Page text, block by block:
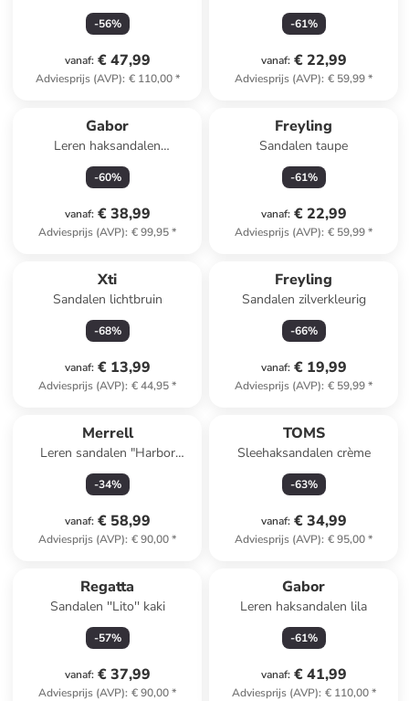
crème
-56%
vanaf: € 47,99
Adviesprijs (AVP): € 110,00*
-61%
vanaf: € 22,99
Adviesprijs (AVP): € 59,99*
Gabor
Leren haksandalen
wit/mintgroen
-60%
vanaf: € 38,99
Adviesprijs (AVP): € 99,95*
Freyling
Sandalen taupe
-61%
vanaf: € 22,99
Adviesprijs (AVP): € 59,99*
Xti
Sandalen lichtbruin
-68%
vanaf: € 13,99
Adviesprijs (AVP): € 44,95*
Freyling
Sandalen zilverkleurig
-66%
vanaf: € 19,99
Adviesprijs (AVP): € 59,99*
Merrell
Leren sandalen "Harbor
Backstrap" beige
-34%
vanaf: € 58,99
Adviesprijs (AVP): € 90,00*
TOMS
Sleehaksandalen crème
-63%
vanaf: € 34,99
Adviesprijs (AVP): € 95,00*
Regatta
Sandalen ''Lito'' kaki
-57%
vanaf: € 37,99
Adviesprijs (AVP): € 90,00*
Gabor
Leren haksandalen lila
-61%
vanaf: € 41,99
Adviesprijs (AVP): € 110,00*